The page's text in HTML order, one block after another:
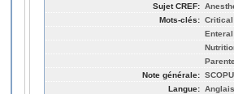
Sujet CREF:
Mots-clés:
Note générale:
Langue: Anglais